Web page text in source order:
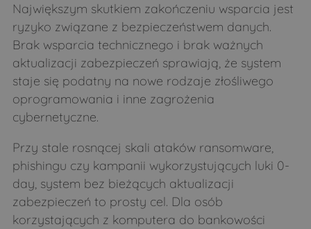
Największym skutkiem zakończeniu wsparcia jest
ryzyko związane z bezpieczeństwem danych.
Brak wsparcia technicznego i brak ważnych
aktualizacji zabezpieczeń sprawiają, że system
staje się podatny na nowe rodzaje złośliwego
oprogramowania i inne zagrożenia
cybernetyczne.
Przy stale rosnącej skali ataków ransomware,
phishingu czy kampanii wykorzystujących luki 0-
day, system bez bieżących aktualizacji
zabezpieczeń to prosty cel. Dla osób
korzystających z komputera do bankowości